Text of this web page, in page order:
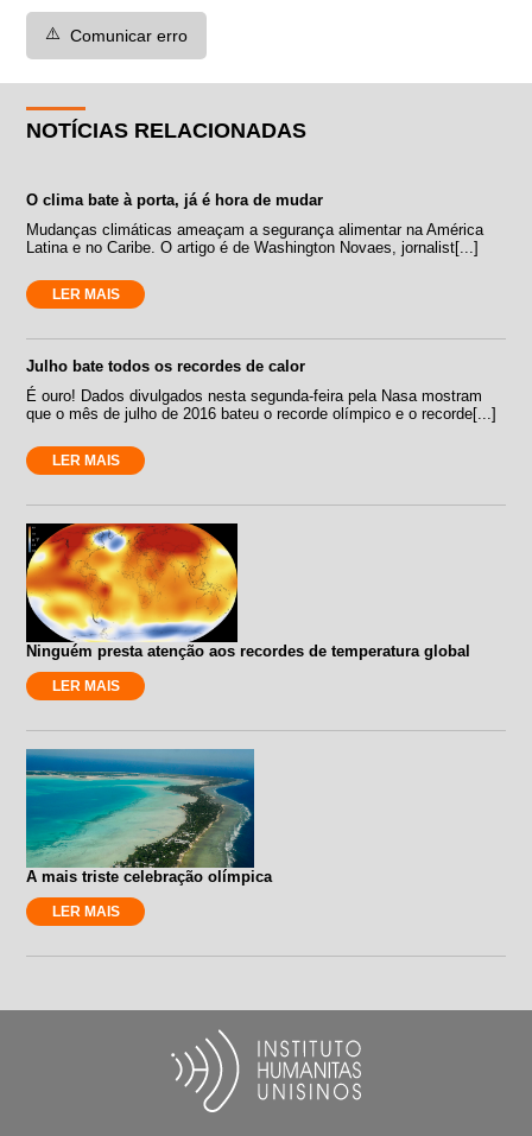
⚠️ Comunicar erro
NOTÍCIAS RELACIONADAS
O clima bate à porta, já é hora de mudar
Mudanças climáticas ameaçam a segurança alimentar na América
Latina e no Caribe. O artigo é de Washington Novaes, jornalist[...]
LER MAIS
Julho bate todos os recordes de calor
É ouro! Dados divulgados nesta segunda-feira pela Nasa mostram
que o mês de julho de 2016 bateu o recorde olímpico e o recorde[...]
LER MAIS
Ninguém presta atenção aos recordes de temperatura global
LER MAIS
A mais triste celebração olímpica
LER MAIS